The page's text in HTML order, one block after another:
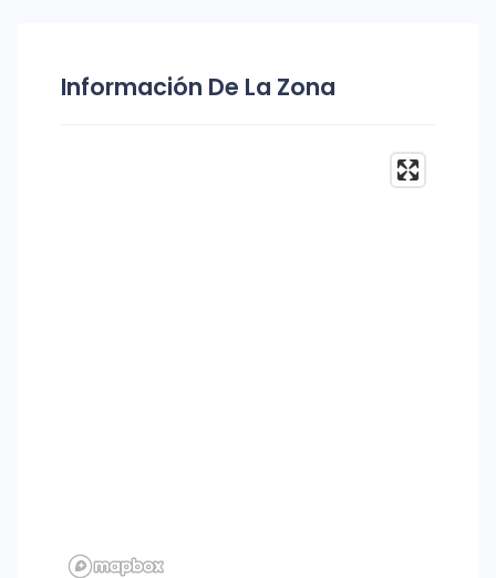
Información De La Zona